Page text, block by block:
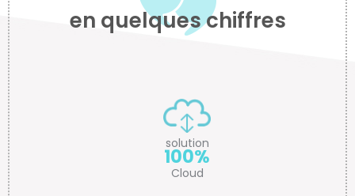
en quelques chiffres
solution
100%
Cloud